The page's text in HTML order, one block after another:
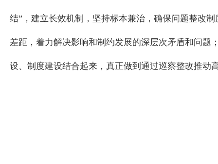
结”，建立长效机制，坚持标本兼治，确保问题整改
差距，着力解决影响和制约发展的深层次矛盾和问题
设、制度建设结合起来，真正做到通过巡察整改推动